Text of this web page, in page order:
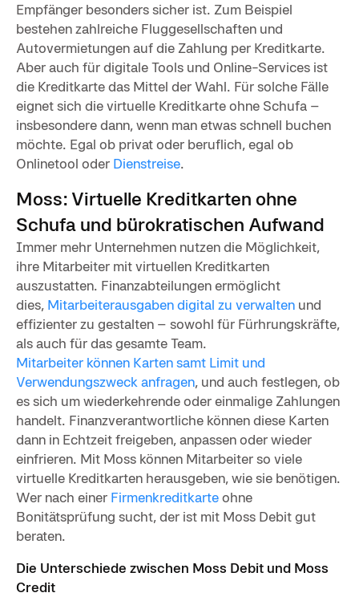
Empfänger besonders sicher ist. Zum Beispiel
bestehen zahlreiche Fluggesellschaften und
Autovermietungen auf die Zahlung per Kreditkarte.
Aber auch für digitale Tools und Online-Services ist
die Kreditkarte das Mittel der Wahl. Für solche Fälle
eignet sich die virtuelle Kreditkarte ohne Schufa –
insbesondere dann, wenn man etwas schnell buchen
möchte. Egal ob privat oder beruflich, egal ob
Onlinetool oder Dienstreise.
Moss: Virtuelle Kreditkarten ohne
Schufa und bürokratischen Aufwand
Immer mehr Unternehmen nutzen die Möglichkeit,
ihre Mitarbeiter mit virtuellen Kreditkarten
auszustatten. Finanzabteilungen ermöglicht
dies, Mitarbeiterausgaben digital zu verwalten und
effizienter zu gestalten – sowohl für Fürhrungskräfte,
als auch für das gesamte Team.
Mitarbeiter können Karten samt Limit und
Verwendungszweck anfragen, und auch festlegen, ob
es sich um wiederkehrende oder einmalige Zahlungen
handelt. Finanzverantwortliche können diese Karten
dann in Echtzeit freigeben, anpassen oder wieder
einfrieren. Mit Moss können Mitarbeiter so viele
virtuelle Kreditkarten herausgeben, wie sie benötigen.
Wer nach einer Firmenkreditkarteohne
Bonitätsprüfung sucht, der ist mit Moss Debit gut
beraten.
Die Unterschiede zwischen Moss Debit und Moss
Credit